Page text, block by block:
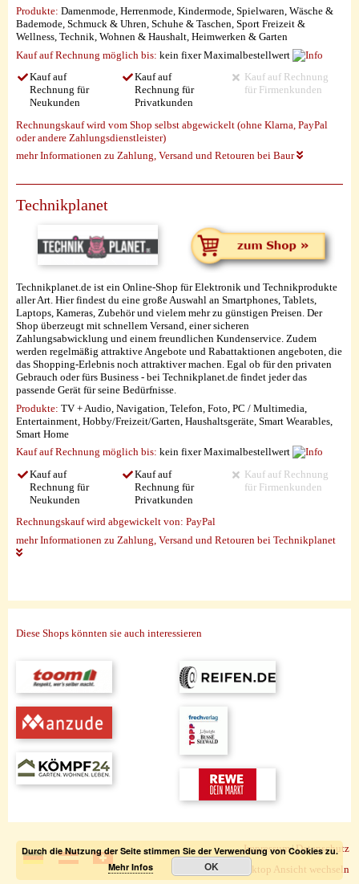
Produkte: Damenmode, Herrenmode, Kindermode, Spielwaren, Wäsche &
Bademode, Schmuck & Uhren, Schuhe & Taschen, Sport Freizeit &
Wellness, Technik, Wohnen & Haushalt, Heimwerken & Garten
Kauf auf Rechnung möglich bis: kein fixer Maximalbestellwert
Kauf auf
Rechnung für
Neukunden
Kauf auf
Rechnung für
Privatkunden
Kauf auf Rechnung
für Firmenkunden
Rechnungskauf wird vom Shop selbst abgewickelt (ohne Klarna, PayPal
oder andere Zahlungsdienstleister)
mehr Informationen zu Zahlung, Versand und Retouren bei Baur
Technikplanet
Technikplanet.de ist ein Online-Shop für Elektronik und Technikprodukte
aller Art. Hier findest du eine große Auswahl an Smartphones, Tablets,
Laptops, Kameras, Zubehör und vielem mehr zu günstigen Preisen. Der
Shop überzeugt mit schnellem Versand, einer sicheren
Zahlungsabwicklung und einem freundlichen Kundenservice. Zudem
werden regelmäßig attraktive Angebote und Rabattaktionen angeboten, die
das Shopping-Erlebnis noch attraktiver machen. Egal ob für den privaten
Gebrauch oder fürs Business - bei Technikplanet.de findet jeder das
passende Gerät für seine Bedürfnisse.
Produkte: TV + Audio, Navigation, Telefon, Foto, PC / Multimedia,
Entertainment, Hobby/Freizeit/Garten, Haushaltsgeräte, Smart Wearables,
Smart Home
Kauf auf Rechnung möglich bis: kein fixer Maximalbestellwert
Kauf auf
Rechnung für
Neukunden
Kauf auf
Rechnung für
Privatkunden
Kauf auf Rechnung
für Firmenkunden
Rechnungskauf wird abgewickelt von: PayPal
mehr Informationen zu Zahlung, Versand und Retouren bei Technikplanet
Diese Shops könnten sie auch interessieren
Impressum|Datenschutz
zur Desktop Ansicht wechseln
Durch die Nutzung der Seite stimmen Sie der Verwendung von Cookies zu.
Mehr Infos
OK